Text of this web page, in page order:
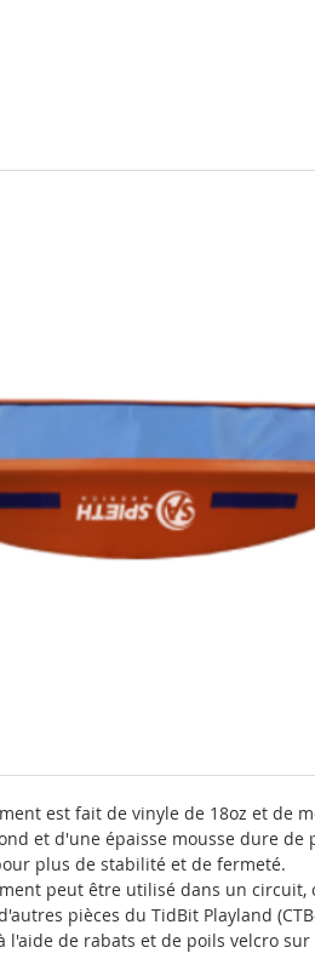
est fait de vinyle de 18oz et de
et d'une épaisse mousse dure de
plus de stabilité et de fermeté.
peut être utilisé dans un circuit,
pièces du TidBit Playland
l'aide de rabats et de poils velcro sur